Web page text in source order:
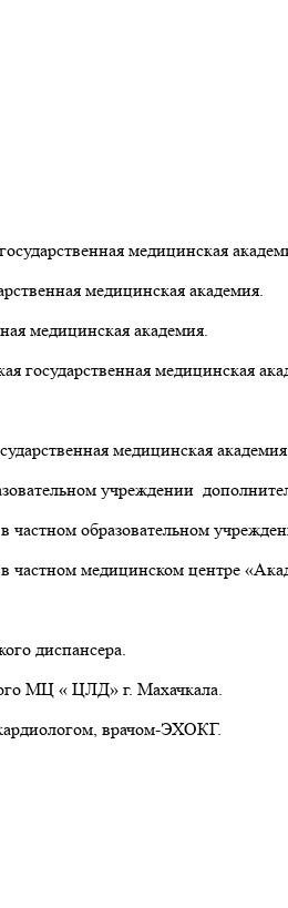
медицинская
медицинская академия.
медицинская академия.
государственная медицинская
медицинская
учреждении
образовательном
медицинском центре
диспансера.
МЦ « ЦЛД» г. Махачкала.
врачом-ЭХОКГ.